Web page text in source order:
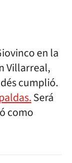
en la
Villarreal,
cumplió.
Será
como